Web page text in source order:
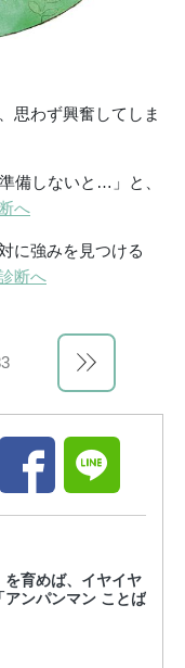
思わず興奮してしま
備しないと…」と、
へ
に強みを見つける
断へ
を育めば、イヤイヤ
ンパンマン ことば